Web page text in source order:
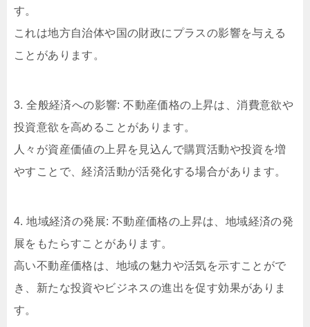
す。
これは地方自治体や国の財政にプラスの影響を与える
ことがあります。
3. 全般経済への影響: 不動産価格の上昇は、消費意欲や
投資意欲を高めることがあります。
人々が資産価値の上昇を見込んで購買活動や投資を増
やすことで、経済活動が活発化する場合があります。
4. 地域経済の発展: 不動産価格の上昇は、地域経済の発
展をもたらすことがあります。
高い不動産価格は、地域の魅力や活気を示すことがで
き、新たな投資やビジネスの進出を促す効果がありま
す。